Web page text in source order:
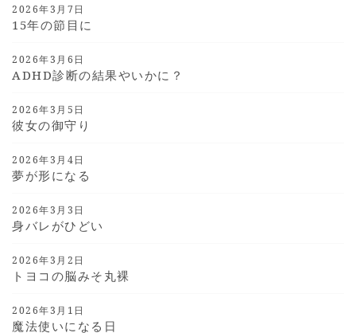
2026年3月7日
15年の節目に
2026年3月6日
ADHD診断の結果やいかに？
2026年3月5日
彼女の御守り
2026年3月4日
夢が形になる
2026年3月3日
身バレがひどい
2026年3月2日
トヨコの脳みそ丸裸
2026年3月1日
魔法使いになる日